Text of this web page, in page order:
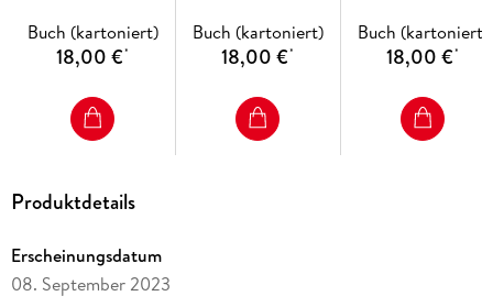
Buch (kartoniert)
18,00 €*
Buch (kartoniert)
18,00 €*
Buch (kartoniert)
18,00 €*
Produktdetails
Erscheinungsdatum
08. September 2023